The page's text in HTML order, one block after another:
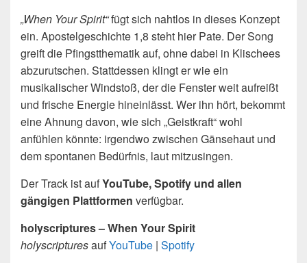
„When Your Spirit“fügt sich nahtlos in dieses Konzept
ein. Apostelgeschichte 1,8 steht hier Pate. Der Song
greift die Pfingstthematik auf, ohne dabei in Klischees
abzurutschen. Stattdessen klingt er wie ein
musikalischer Windstoß, der die Fenster weit aufreißt
und frische Energie hineinlässt. Wer ihn hört, bekommt
eine Ahnung davon, wie sich „Geistkraft“ wohl
anfühlen könnte: irgendwo zwischen Gänsehaut und
dem spontanen Bedürfnis, laut mitzusingen.
Der Track ist aufYouTube, Spotify und allen
gängigen Plattformen verfügbar.
holyscriptures – When Your Spirit
holyscripturesaufYouTube | Spotify